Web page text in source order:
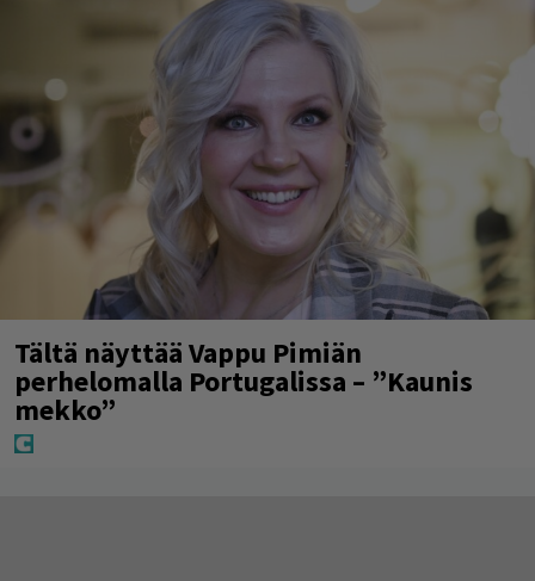
Tältä näyttää Vappu Pimiän
perhelomalla Portugalissa – ”Kaunis
mekko”